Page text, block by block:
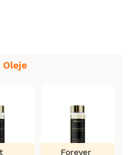
Oleje
Forever